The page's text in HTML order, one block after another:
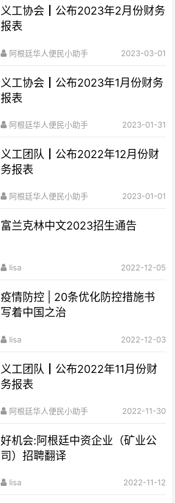
义工协会┃公布2023年2月份财务
报表
阿根廷华人便民小助手 2023-03-01
义工协会┃公布2023年1月份财务
报表
阿根廷华人便民小助手 2023-01-31
义工团队┃公布2022年12月份财
务报表
阿根廷华人便民小助手 2023-01-01
富兰克林中文2023招生通告
lisa 2022-12-05
疫情防控 | 20条优化防控措施书
写着中国之治
lisa 2022-12-03
义工团队┃公布2022年11月份财
务报表
阿根廷华人便民小助手 2022-11-30
好机会:阿根廷中资企业（矿业公
司）招聘翻译
lisa 2022-11-12